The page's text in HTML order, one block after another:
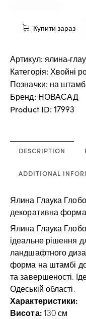
Купити зараз
Артикул: ялина-
Категорія:Хвойні
Позначки: на
Бренд: НОВАСАД
Product ID:17993
DESCRIPTION
ADDITIONAL
Ялина Глаука
декоративна
Ялина Глаука
ідеальне рішення
ландшафтного
форма на штамбі
та завершеності.
Одеській області.
Характеристики:
Висота:130 см